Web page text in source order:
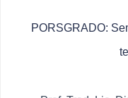
PORSGRADO: